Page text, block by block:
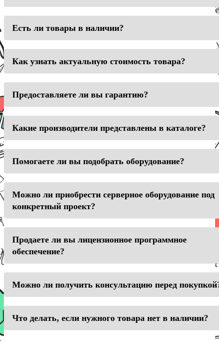
Есть ли товары в наличии?
Как узнать актуальную стоимость товара?
Предоставляете ли вы гарантию?
Какие производители представлены в каталоге?
Помогаете ли вы подобрать оборудование?
Можно ли приобрести серверное оборудование под
конкретный проект?
Продаете ли вы лицензионное программное
обеспечение?
Можно ли получить консультацию перед
Что делать, если нужного товара нет в наличии?